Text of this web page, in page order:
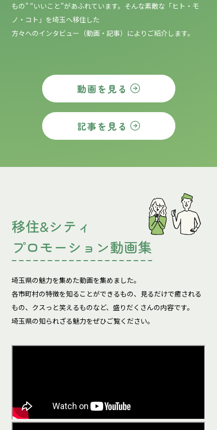
もの” “いいこと”があふれています。そんな素敵な「ヒト・モ
ノ・コト」を埼玉へ移住した
方々へのインタビュー（動画・記事）によりご紹介します。
動画を見る
記事を見る
移住&シティ
プロモーション動画集
埼玉県の魅力を集めた動画を集めました。
各市町村の特徴を知ることができるもの、見るだけで癒される
もの、 クスっと笑えるものなど、盛りだくさんの内容です。
埼玉県の知られざる魅力をぜひご覧ください。